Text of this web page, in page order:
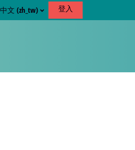
文 ‎(zh_tw)‎ 登入